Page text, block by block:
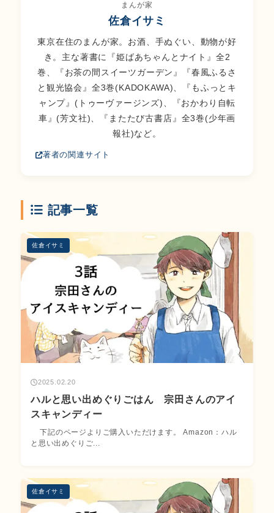
まんが家
佐倉イサミ
東京在住のまんが家。お酒、手ぬぐい、動物が好
き。主な著書に『姫ばあちゃんとナイト』全2
巻、『お茶の間スイーツガーデン』『春風ふるさ
と観光協会』全3巻(KADOKAWA)、『もふっとキ
ャンプ』(トゥーヴァージンズ)、『おかわり自転
車』(芳文社)、『またたび古書店』全3巻(少年画
報社)など。
著者の関連サイト
記事一覧
佐倉イサミ
2025.02.20
ハルと思い出めぐりごはん 宗田さんのアイ
スキャンディー
下記のページよりご購入いただけます。 Amazon：ハル
と思い出めぐりご...
佐倉イサミ